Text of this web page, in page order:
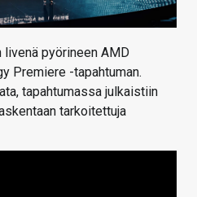
pyörineen AMD
Premiere -tapahtuman.
tapahtumassa julkaistiin
tarkoitettuja